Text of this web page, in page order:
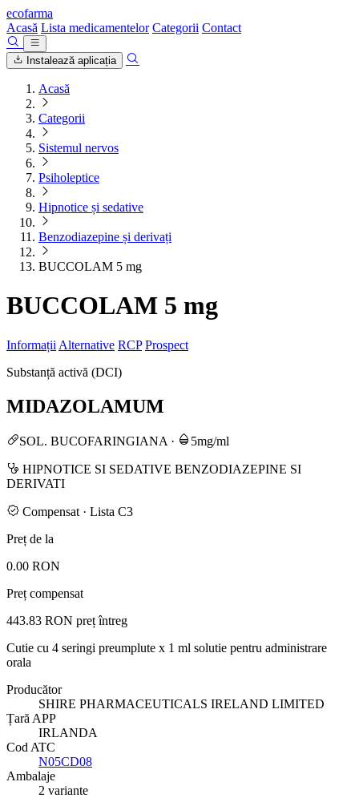
ecofarma
Acasă Lista medicamentelor Categorii Contact
Instalează aplicația
Acasă
Categorii
Sistemul nervos
Psiholeptice
Hipnotice și sedative
Benzodiazepine și derivați
BUCCOLAM 5 mg
BUCCOLAM 5 mg
Informații Alternative RCP Prospect
Substanță activă (DCI)
MIDAZOLAMUM
SOL. BUCOFARINGIANA · 5mg/ml
HIPNOTICE SI SEDATIVE BENZODIAZEPINE SI
DERIVATI
Compensat · Lista C3
Preț de la
0.00 RON
Preț compensat
443.83 RON preț întreg
Cutie cu 4 seringi preumplute x 1 ml solutie pentru administrare
orala
Producător
SHIRE PHARMACEUTICALS IRELAND LIMITED
Țară APP
IRLANDA
Cod ATC
N05CD08
Ambalaje
2 variante